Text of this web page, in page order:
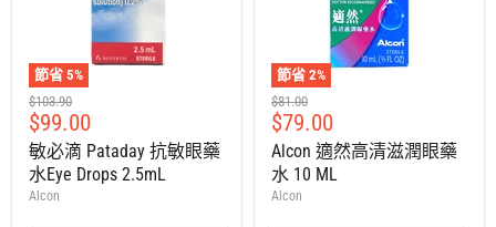
節省 5%
建
議
零
售
價
$103.90
售
價
$99.00
敏必滴 Pataday 抗敏眼藥
水Eye Drops 2.5mL
Alcon
節省 2%
建
議
零
售
價
$81.00
售
價
$79.00
Alcon 適然高清滋潤眼藥
水 10 ML
Alcon